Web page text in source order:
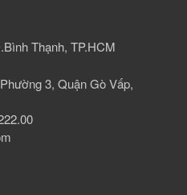
Thạnh, TP.HCM
3, Quận Gò Vấp,